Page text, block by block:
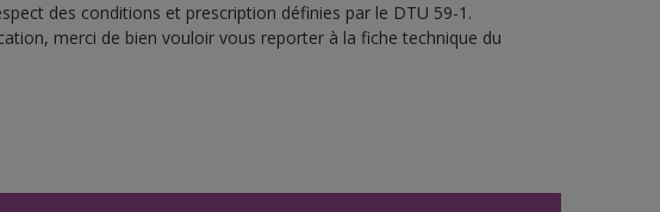
des conditions et prescription définies par le DTU 59-1.
merci de bien vouloir vous reporter à la fiche technique du